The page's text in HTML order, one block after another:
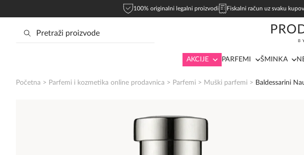
100% originalni legalni proizvodi Fiskalni račun uz svaku
AKCIJE PARFEMI ŠMINKA
Početna > Parfemi i kozmetika online prodavnica > Parfemi > Muški parfemi > Baldessarini